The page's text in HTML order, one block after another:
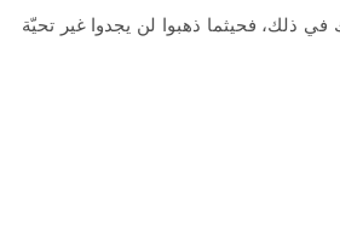
ذلك، فحيثما ذهبوا لن يجدوا غير تحيّة